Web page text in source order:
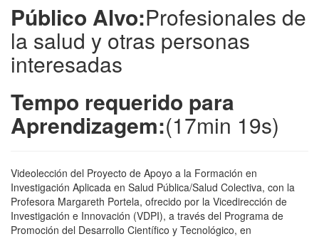
Público Alvo:Profesionales de
la salud y otras personas
interesadas
Tempo requerido para
Aprendizagem:(17min 19s)
Videolección del Proyecto de Apoyo a la Formación en
Investigación Aplicada en Salud Pública/Salud Colectiva, con la
Profesora Margareth Portela, ofrecido por la Vicedirección de
Investigación e Innovación (VDPI), a través del Programa de
Promoción del Desarrollo Científico y Tecnológico, en